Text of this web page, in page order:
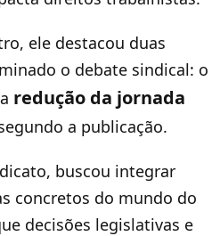
ele destacou duas
o debate sindical: o
redução da jornada
a publicação.
buscou integrar
concretos do mundo do
decisões legislativas e